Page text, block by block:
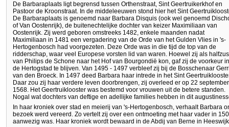
De Barbaraplaats ligt begrensd tussen Orthenstraat, Sint Geertruikerkhof en
Pastoor de Kroonstraat. In de middeleeuwen stond hier het Sint
De Barbaraplaats is genoemd naar Barbara Disquis (ook wel genoemd
of Van Oostenrijk), de buitenechtelijke dochter van keizer Maximiliaan van
Oostenrijk. Zij werd geboren omstreeks 1482, enkele maanden nadat
Maximiliaan in 1481 een vergadering van de Orde van het Gulden Vlies in 's-
Hertogenbosch had voorgezeten. Deze Orde was in die tijd de top van de
ridderschap, waar veel Europese vorsten lid van waren. Hoewel zij als
van Philips de Schone naar het Hof van Bourgondië kon, gaf zij de voorkeur in
de Hertogstad te blijven. Van 1495 - 1497 verbleef zij bij de Bosschenaar
van den Broeck. In 1497 deed Barbara haar intrede in het Sint
Daar zou zij haar verdere leven doorbrengen, zij overleed er op 22 september
1568. Het Geertruiklooster was bestemd voor vrouwen uit de betere standen.
Nogal wat dochters van deftige en adellijke families hebben in dit
In haar kroniek over stad en meierij van 's-Hertogenbosch, verhaalt Barbara
bezoek werd vereerd. Zo vertelt zij over een ontmoeting met haar vader in
aanwezig was. Haar kroniek wordt bewaard in de Abdij van Berne in